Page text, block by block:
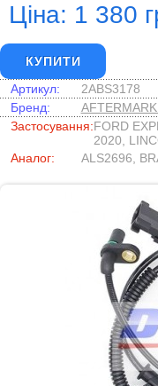
Ціна: 1 380
КУПИТИ
Артикул:
2ABS3178
Бренд:
Застосування:FORD
2020,
Аналог:
ALS2696,